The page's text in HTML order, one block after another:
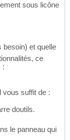
sous licône
et quelle
ce
:
vous suffit de :
doutils.
le panneau qui